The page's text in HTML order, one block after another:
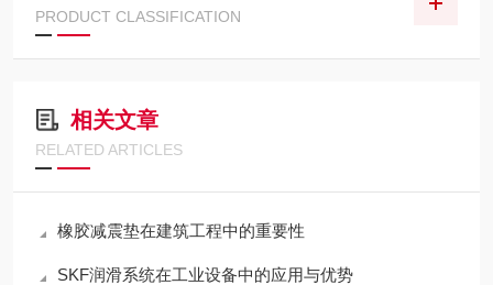
PRODUCT CLASSIFICATION
相关文章
RELATED ARTICLES
橡胶减震垫在建筑工程中的重要性
SKF润滑系统在工业设备中的应用与优势